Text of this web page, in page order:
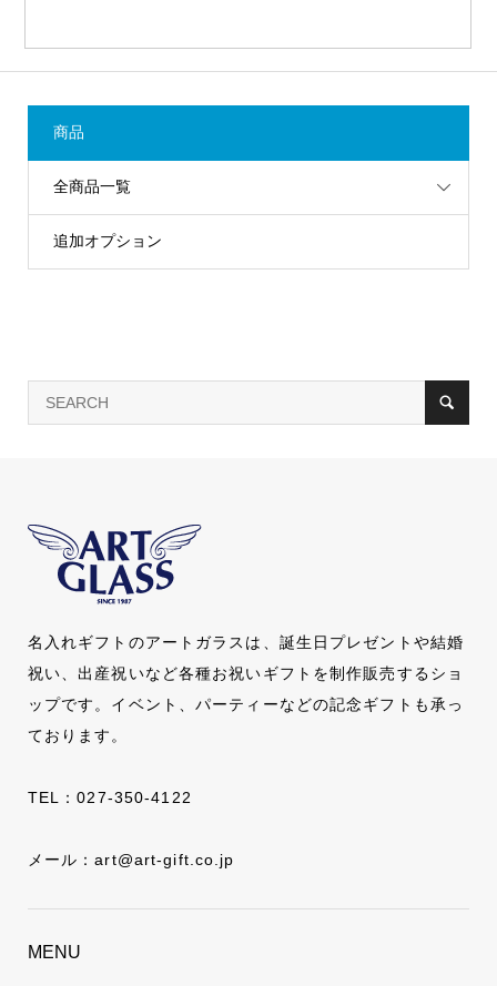
商品
全商品一覧
追加オプション
名入れギフトのアートガラスは、誕生日プレゼントや結婚
祝い、出産祝いなど各種お祝いギフトを制作販売するショ
ップです。イベント、パーティーなどの記念ギフトも承っ
ております。
TEL：027-350-4122
メール：art@art-gift.co.jp
MENU